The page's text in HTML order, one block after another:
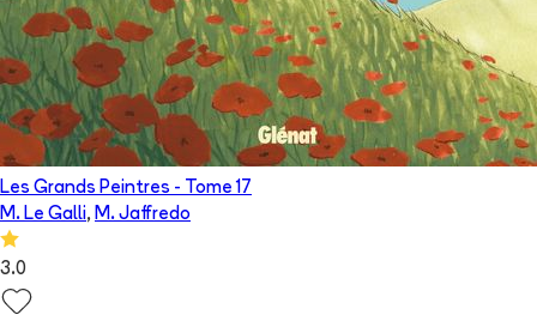
Les Grands Peintres - Tome 17
M. Le Galli, M. Jaffredo
3.0